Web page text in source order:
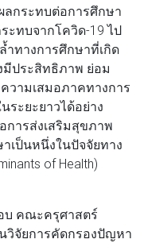
ลกระทบต่อการศึกษา
ะทบจากโควิด-19 ไป
ทางการศึกษาที่เกิด
มีประสิทธิภาพ ย่อม
ามเสมอภาคทางการ
ระยะยาวได้อย่าง
การส่งเสริมสุขภาพ
เป็นหนึ่งในปัจจัยทาง
of Health)
บ คณะครุศาสตร์
วิจัยการคัดกรองปัญหา